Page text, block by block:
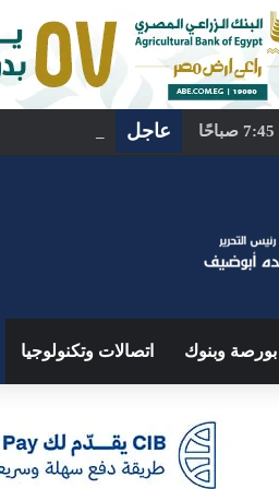
عاجل
بورصة وبنوك اتصالات وتكنولوجيا